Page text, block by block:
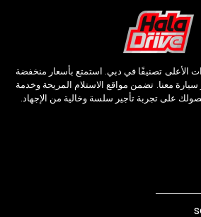
الأعلى تصنيفًا في دبي. استمتع بأسعار منخفضة
معنا. تضمن مواقع الاستلام المريحة وخدمة
على تجربة تأجير سلسة وخالية من الإجهاد.